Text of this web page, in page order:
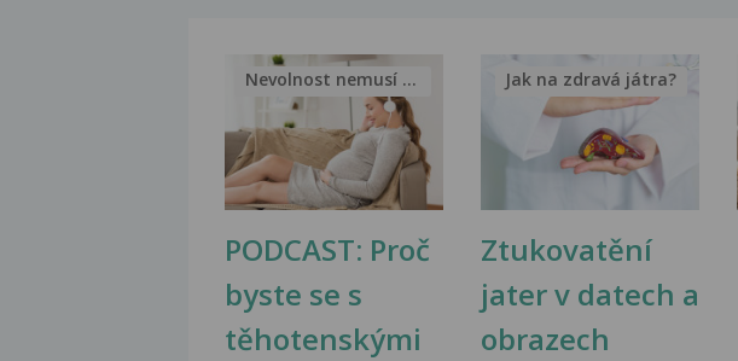
PODCAST: Proč
byste se s
těhotenskými
Nevolnost nemusí být nutnou...
Ztukovatění
jater v datech a
obrazech
Jak na zdravá játra?